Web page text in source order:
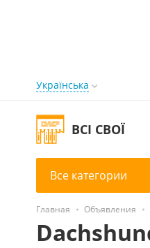
Українська
ВСІ СВОЇ
Все категории
Главная Объявления